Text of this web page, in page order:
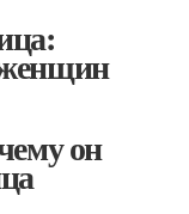
он